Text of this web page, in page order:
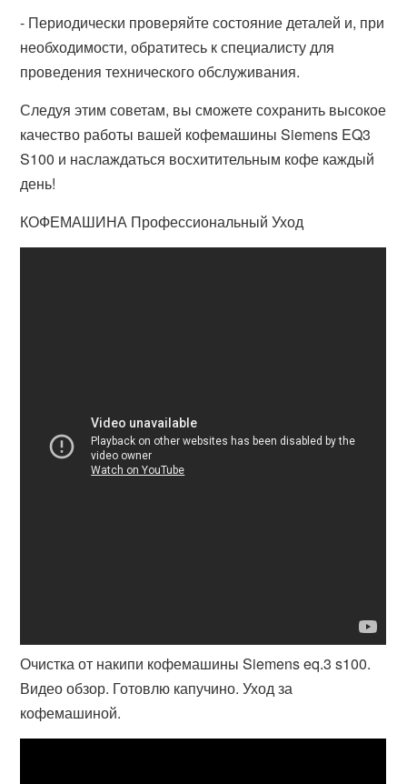
- Периодически проверяйте состояние деталей и, при
необходимости, обратитесь к специалисту для
проведения технического обслуживания.
Следуя этим советам, вы сможете сохранить высокое
качество работы вашей кофемашины Siemens EQ3
S100 и наслаждаться восхитительным кофе каждый
день!
КОФЕМАШИНА Профессиональный Уход
Очистка от накипи кофемашины Siemens eq.3 s100.
Видео обзор. Готовлю капучино. Уход за
кофемашиной.